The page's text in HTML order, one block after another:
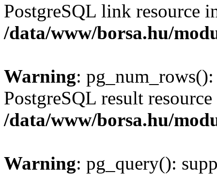
PostgreSQL link resource
/data/www/borsa.hu/
Warning:
PostgreSQL result
/data/www/borsa.hu/
Warning: pg_query():